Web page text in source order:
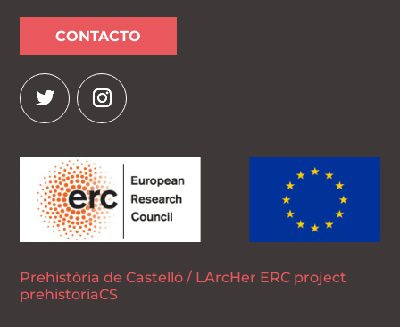
CONTACTO
Prehistòria de Castelló / LArcHer ERC project
prehistoriaCS